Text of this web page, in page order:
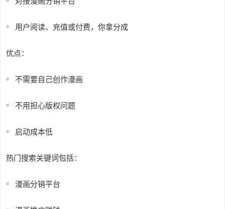
用户阅读、充值或付费，你拿分成
优点：
不需要自己创作漫画
不用担心版权问题
启动成本低
热门搜索关键词包括：
漫画分销平台